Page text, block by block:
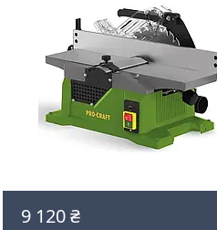
9 120 ₴